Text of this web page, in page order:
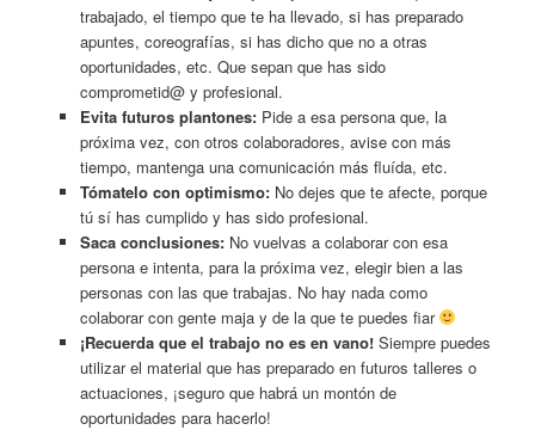
trabajado, el tiempo que te ha llevado, si has preparado
apuntes, coreografías, si has dicho que no a otras
oportunidades, etc. Que sepan que has sido
comprometid@ y profesional.
Evita futuros plantones:Pide a esa persona que, la
próxima vez, con otros colaboradores, avise con más
tiempo, mantenga una comunicación más fluída, etc.
Tómatelo con optimismo:No dejes que te afecte, porque
tú sí has cumplido y has sido profesional.
Saca conclusiones:No vuelvas a colaborar con esa
persona e intenta, para la próxima vez, elegir bien a las
personas con las que trabajas. No hay nada como
colaborar con gente maja y de la que te puedes fiar
¡Recuerda que el trabajo no es en vano!Siempre puedes
utilizar el material que has preparado en futuros talleres o
actuaciones, ¡seguro que habrá un montón de
oportunidades para hacerlo!